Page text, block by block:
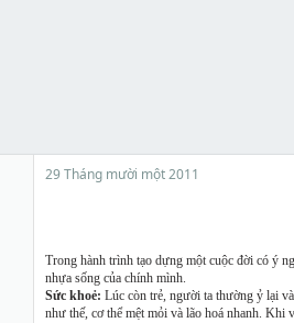
29 Tháng mười một 2011
Trong hành trình tạo dựng một cuộc đời có ý
nhựa sống của chính mình.
Sức khoẻ: Lúc còn trẻ, người ta thường ỷ lại
như thế, cơ thể mệt mỏi và lão hoá nhanh. Khi